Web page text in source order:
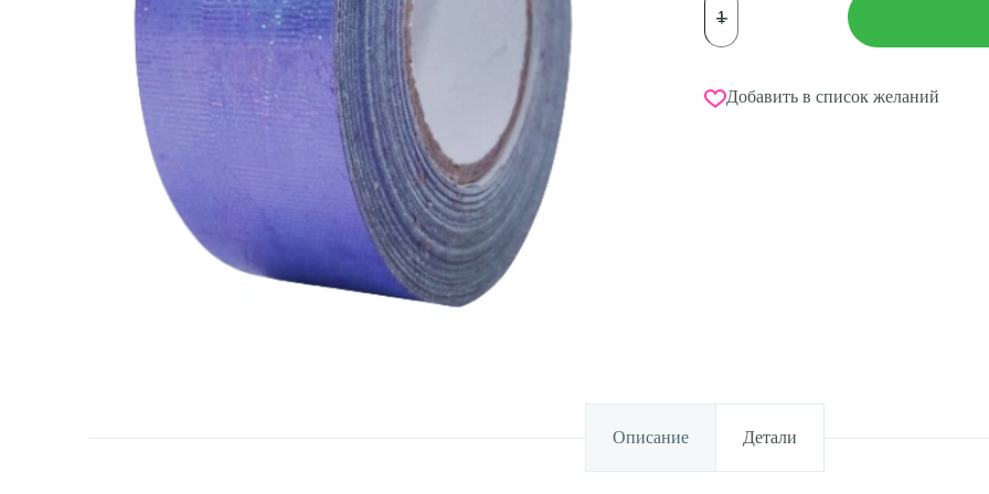
товара
Обмотка
PASTORELLI
металлик
сиреневая
Добавить в список желаний
Описание Детали